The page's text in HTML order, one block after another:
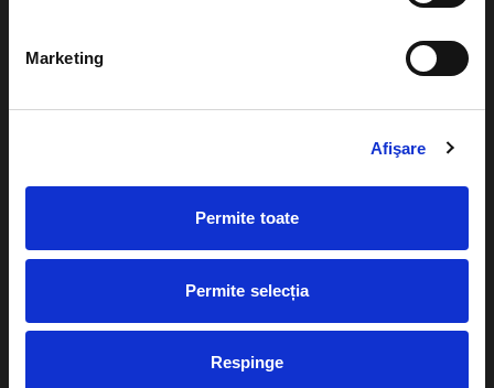
Marketing
Afişare
Permite toate
Permite selecția
Respinge
Diverse
Despre noi
Contact